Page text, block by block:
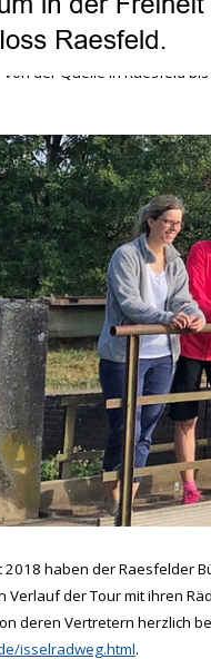
und mit
des
von der Quelle in Raesfeld
2018 haben der Raesfelder
Verlauf der Tour mit ihren
deren Vertretern herzlich
isselradweg.html.